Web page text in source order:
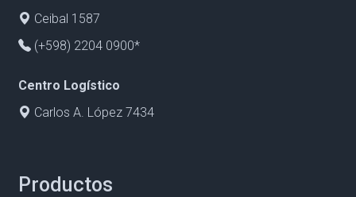
Ceibal 1587
(+598) 2204 0900*
Centro Logístico
Carlos A. López 7434
Productos